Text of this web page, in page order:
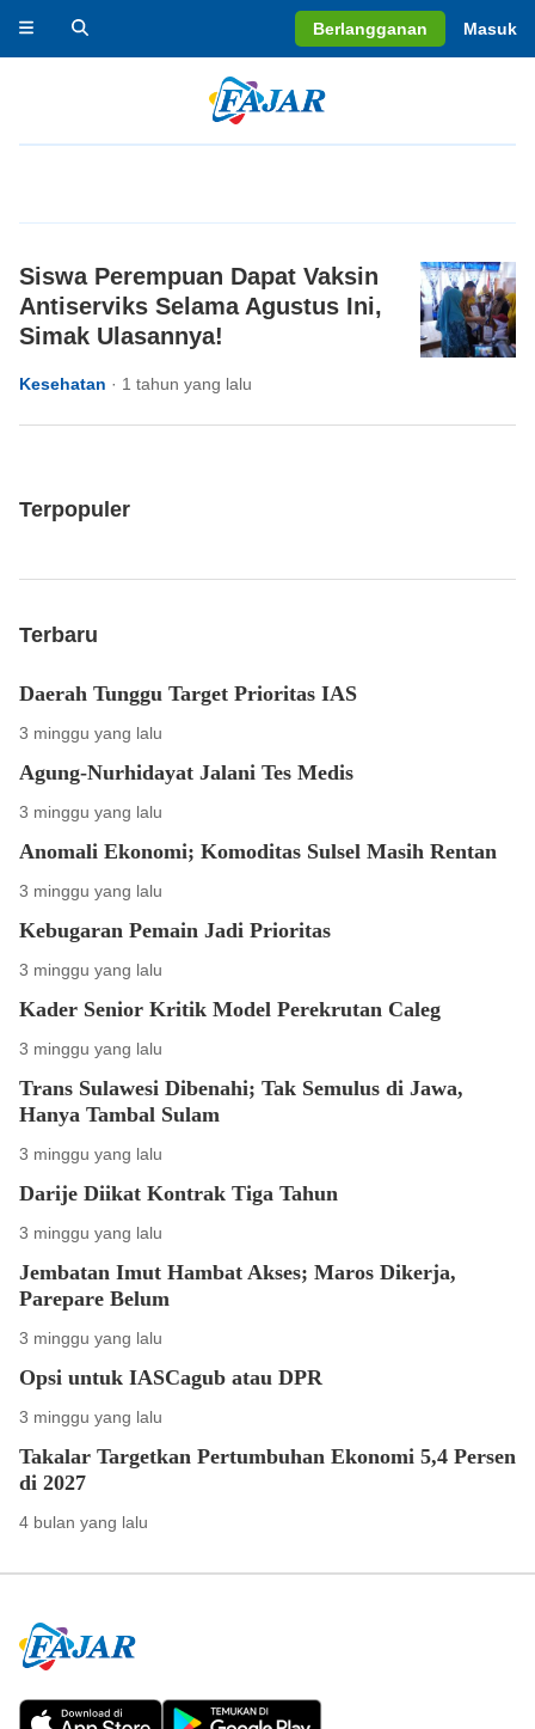
Berlangganan Masuk
Siswa Perempuan Dapat Vaksin
Antiserviks Selama Agustus Ini,
Simak Ulasannya!
Kesehatan · 1 tahun yang lalu
Terpopuler
Terbaru
Daerah Tunggu Target Prioritas IAS
3 minggu yang lalu
Agung-Nurhidayat Jalani Tes Medis
3 minggu yang lalu
Anomali Ekonomi; Komoditas Sulsel Masih Rentan
3 minggu yang lalu
Kebugaran Pemain Jadi Prioritas
3 minggu yang lalu
Kader Senior Kritik Model Perekrutan Caleg
3 minggu yang lalu
Trans Sulawesi Dibenahi; Tak Semulus di Jawa,
Hanya Tambal Sulam
3 minggu yang lalu
Darije Diikat Kontrak Tiga Tahun
3 minggu yang lalu
Jembatan Imut Hambat Akses; Maros Dikerja,
Parepare Belum
3 minggu yang lalu
Opsi untuk IASCagub atau DPR
3 minggu yang lalu
Takalar Targetkan Pertumbuhan Ekonomi 5,4 Persen
di 2027
4 bulan yang lalu